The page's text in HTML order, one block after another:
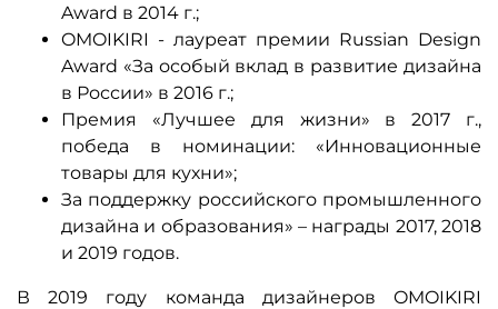
Award в 2014 г.;
OMOIKIRI - лауреат премии Russian Design
Award «За особый вклад в развитие дизайна
в России» в 2016 г.;
Премия «Лучшее для жизни» в 2017 г.,
победа в номинации: «Инновационные
товары для кухни»;
За поддержку российского промышленного
дизайна и образования» – награды 2017, 2018
и 2019 годов.
В 2019 году команда дизайнеров OMOIKIRI